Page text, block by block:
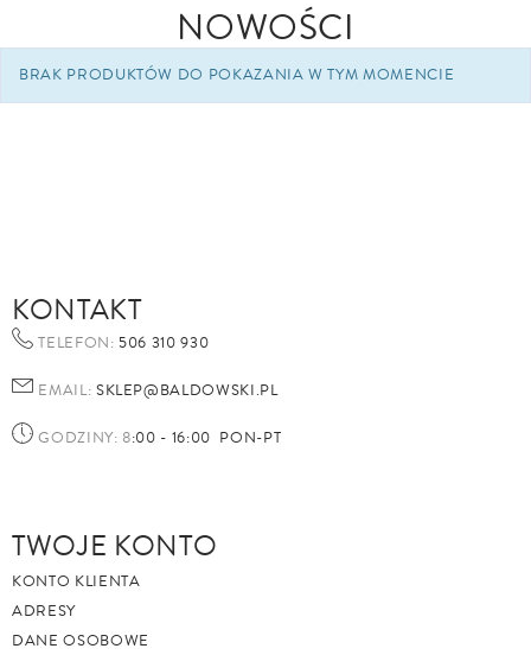
NOWOŚCI
BRAK PRODUKTÓW DO POKAZANIA W TYM MOMENCIE
KONTAKT
TELEFON: 506 310 930
EMAIL: SKLEP@BALDOWSKI.PL
GODZINY: 8:00 - 16:00 PON-PT
TWOJE KONTO
KONTO KLIENTA
ADRESY
DANE OSOBOWE